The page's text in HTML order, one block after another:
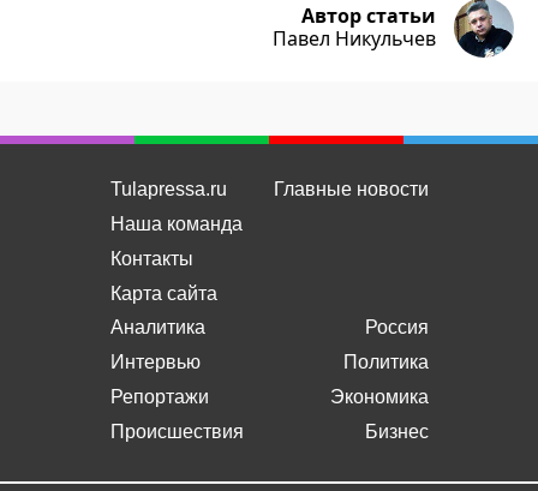
Автор статьи
Павел Никульчев
Tulapressa.ru
Наша команда
Контакты
Карта сайта
Главные новости
Аналитика
Интервью
Репортажи
Происшествия
Россия
Политика
Экономика
Бизнес